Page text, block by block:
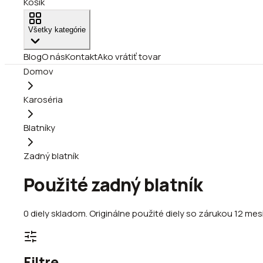
Všetky kategórie
BlogO násKontaktAko vrátiť tovar
Domov
Karoséria
Blatníky
Zadný blatník
Použité zadný blatník
0dielyskladom.Originálne použité diely so zárukou 12